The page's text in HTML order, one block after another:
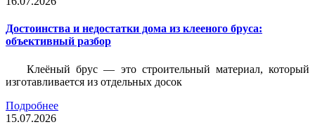
Достоинства и недостатки дома из клееного бруса:
объективный разбор
Клеёный брус — это строительный материал, который
изготавливается из отдельных досок
Подробнее
15.07.2026